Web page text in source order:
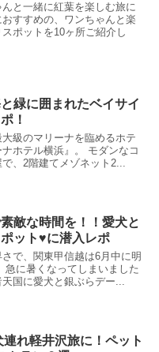
と一緒に紅葉を楽しむ旅に
すすめの、ワンちゃんと楽
ポットを10ヶ所ご紹介し
緑に囲まれたベイサイ
！
級のマリーナを臨めるホテ
ホテル横浜』。 モダンなコ
、2階建てメゾネット2...
敵な時間を！！愛犬と
ット♥に潜入レポ
で、関東甲信越は6月中に明
急に暑くなってしまいました
国に愛犬と銀ぶらデー...
連れ軽井沢旅に！ペット